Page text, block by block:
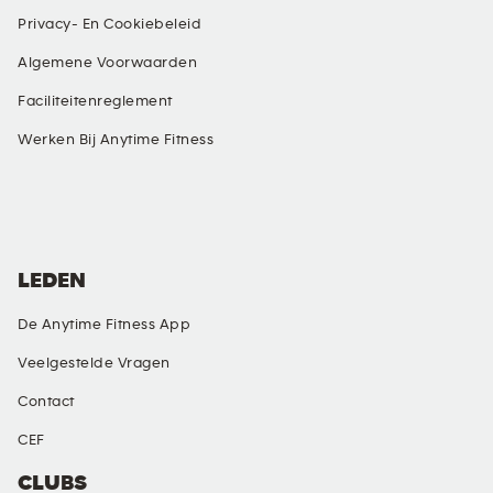
Privacy- En Cookiebeleid
Algemene Voorwaarden
Faciliteitenreglement
Werken Bij Anytime Fitness
CLUBS
LEDEN
De Anytime Fitness App
Veelgestelde Vragen
Contact
CEF